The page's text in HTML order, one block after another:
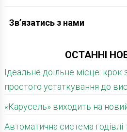
Зв’язатись з нами
ОСТАННІ
Ідеальне доїльне місце: крок
простого устаткування до
«Карусель» виходить на
Автоматична система годівлі